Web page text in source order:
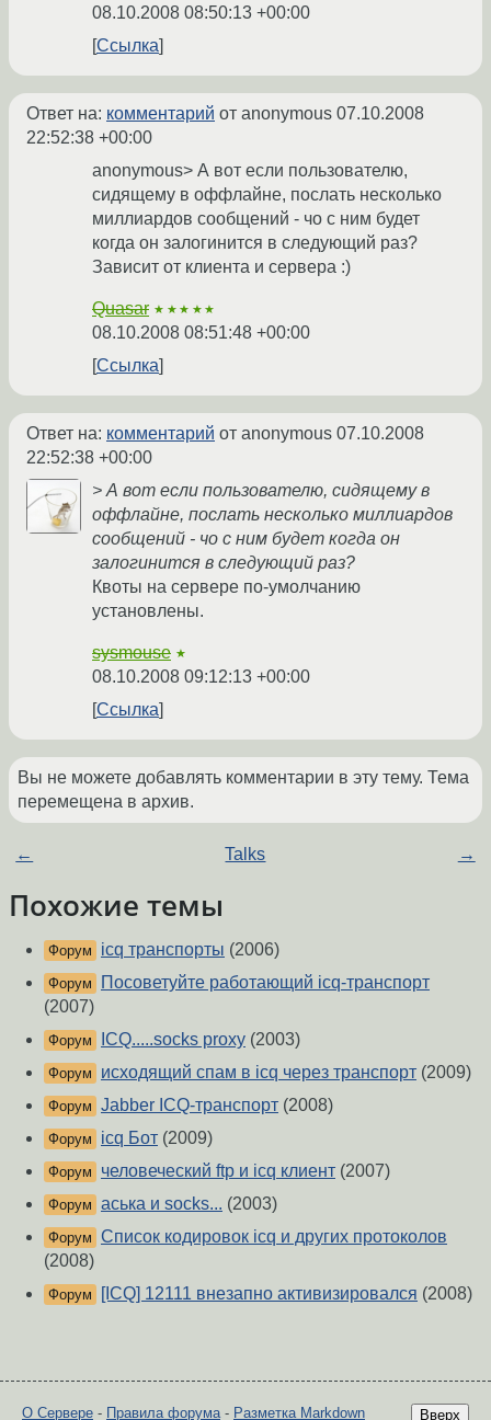
08.10.2008 08:50:13 +00:00
Ссылка
Ответ на: комментарий от anonymous 07.10.2008
22:52:38 +00:00
anonymous> А вот если пользователю,
сидящему в оффлайне, послать несколько
миллиардов сообщений - чо с ним будет
когда он залогинится в следующий раз?
Зависит от клиента и сервера :)
Quasar ★★★★★
08.10.2008 08:51:48 +00:00
Ссылка
Ответ на: комментарий от anonymous 07.10.2008
22:52:38 +00:00
> А вот если пользователю, сидящему в
оффлайне, послать несколько миллиардов
сообщений - чо с ним будет когда он
залогинится в следующий раз?
Квоты на сервере по-умолчанию
установлены.
sysmouse ★
08.10.2008 09:12:13 +00:00
Ссылка
Вы не можете добавлять комментарии в эту тему. Тема
перемещена в архив.
← Talks →
Похожие темы
Форум icq транспорты (2006)
Форум
Посоветуйте работающий icq-транспорт
(2007)
Форум ICQ.....socks proxy (2003)
Форум исходящий спам в icq через транспорт (2009)
Форум Jabber ICQ-транспорт (2008)
Форум icq Бот (2009)
Форум человеческий ftp и icq клиент (2007)
Форум аська и socks... (2003)
Форум Список кодировок icq и других протоколов
(2008)
Форум [ICQ] 12111 внезапно активизировался (2008)
Вверх
О Сервере - Правила форума- Разметка Markdown